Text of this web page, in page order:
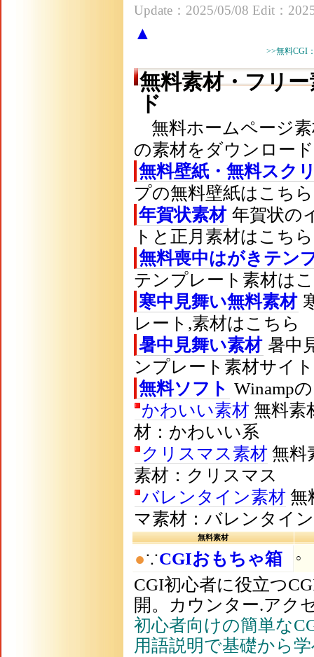
Update：2025/05/08 Edit：
▲
>>無料CGI
無料素材・フリ
ド
無料ホームページ
の素材をダウンロー
無料壁紙・無料スク
プの無料壁紙はこちら
年賀状素材 年賀状の
トと正月素材はこちら
無料喪中はがきテン
テンプレート素材は
寒中見舞い無料素材
レート,素材はこちら
暑中見舞い素材 暑中
ンプレート素材サイ
無料ソフト Winamp
かわいい素材 無料素
材：かわいい系
クリスマス素材 無料
素材：クリスマス
バレンタイン素材 無
マ素材：バレンタイン
無料素材
●∵CGIおもちゃ箱 ○
CGI初心者に役立つ
開。カウンター.アク
初心者向けの簡単な
用語説明で基礎から